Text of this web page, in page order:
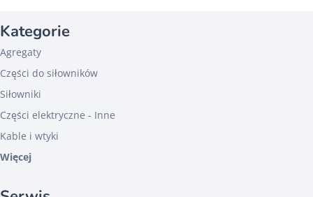
Kategorie
Agregaty
Części do siłowników
Siłowniki
Części elektryczne - Inne
Kable i wtyki
Więcej